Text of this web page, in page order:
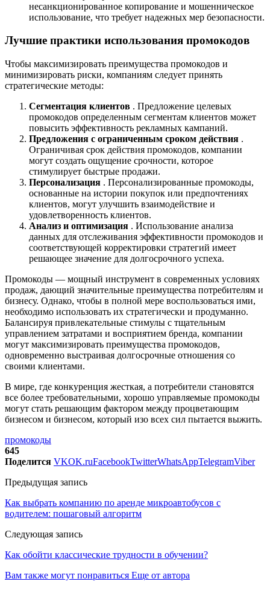
несанкционированное копирование и мошенническое
использование, что требует надежных мер безопасности.
Лучшие практики использования промокодов
Чтобы максимизировать преимущества промокодов и
минимизировать риски, компаниям следует принять
стратегические методы:
Сегментация клиентов . Предложение целевых
промокодов определенным сегментам клиентов может
повысить эффективность рекламных кампаний.
Предложения с ограниченным сроком действия .
Ограничивая срок действия промокодов, компании
могут создать ощущение срочности, которое
стимулирует быстрые продажи.
Персонализация . Персонализированные промокоды,
основанные на истории покупок или предпочтениях
клиентов, могут улучшить взаимодействие и
удовлетворенность клиентов.
Анализ и оптимизация . Использование анализа
данных для отслеживания эффективности промокодов и
соответствующей корректировки стратегий имеет
решающее значение для долгосрочного успеха.
Промокоды — мощный инструмент в современных условиях
продаж, дающий значительные преимущества потребителям и
бизнесу. Однако, чтобы в полной мере воспользоваться ими,
необходимо использовать их стратегически и продуманно.
Балансируя привлекательные стимулы с тщательным
управлением затратами и восприятием бренда, компании
могут максимизировать преимущества промокодов,
одновременно выстраивая долгосрочные отношения со
своими клиентами.
В мире, где конкуренция жесткая, а потребители становятся
все более требовательными, хорошо управляемые промокоды
могут стать решающим фактором между процветающим
бизнесом и бизнесом, который изо всех сил пытается выжить.
промокоды
645
Поделится VKOK.ruFacebookTwitterWhatsAppTelegramViber
Предыдущая запись
Как выбрать компанию по аренде микроавтобусов с
водителем: пошаговый алгоритм
Следующая запись
Как обойти классические трудности в обучении?
Вам также могут понравиться Еще от автора